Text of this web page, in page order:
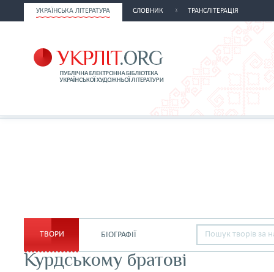
УКРАЇНСЬКА ЛІТЕРАТУРА СЛОВНИК ТРАНСЛІТЕРАЦІЯ
ТВОРИ БІОГРАФІЇ
Курдському братові